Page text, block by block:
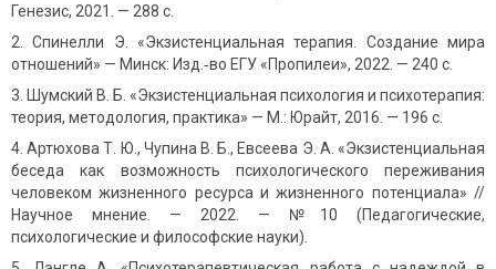
Генезис, 2021. — 288 с.
Спинелли Э. «Экзистенциальная терапия. Создание мира
отношений» — Минск: Изд.‑во ЕГУ «Пропилеи», 2022. — 240 с.
Шумский В. Б. «Экзистенциальная психология и психотерапия:
теория, методология, практика» — М.: Юрайт, 2016. — 196 с.
Артюхова Т. Ю., Чупина В. Б., Евсеева Э. А. «Экзистенциальная
беседа как возможность психологического переживания
человеком жизненного ресурса и жизненного потенциала» //
Научное мнение. — 2022. — №10 (Педагогические,
психологические и философские науки).